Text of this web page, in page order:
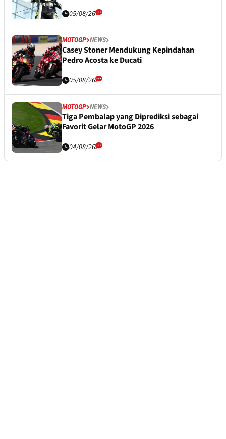
05/08/26
MOTOGP NEWS
Casey Stoner Mendukung Kepindahan
Pedro Acosta ke Ducati
05/08/26
MOTOGP NEWS
Tiga Pembalap yang Diprediksi sebagai
Favorit Gelar MotoGP 2026
04/08/26